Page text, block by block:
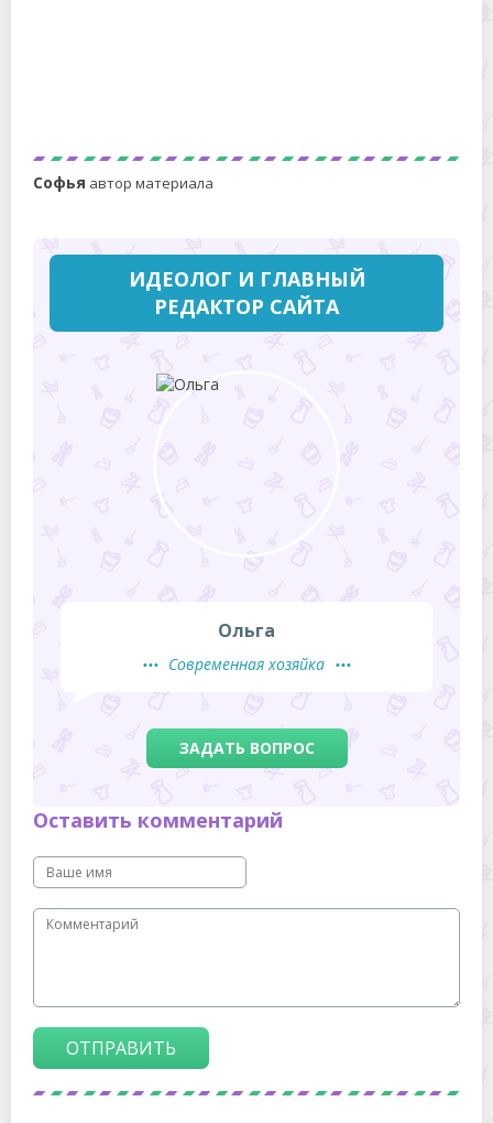
Софья автор материала
ИДЕОЛОГ И ГЛАВНЫЙ
РЕДАКТОР САЙТА
Ольга
Современная хозяйка
ЗАДАТЬ ВОПРОС
Оставить комментарий
ОТПРАВИТЬ